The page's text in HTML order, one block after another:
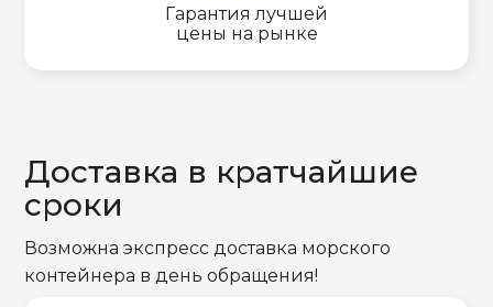
Гарантия лучшей
цены на рынке
Доставка в кратчайшие
сроки
Возможна экспресс доставка морского
контейнера в день обращения!